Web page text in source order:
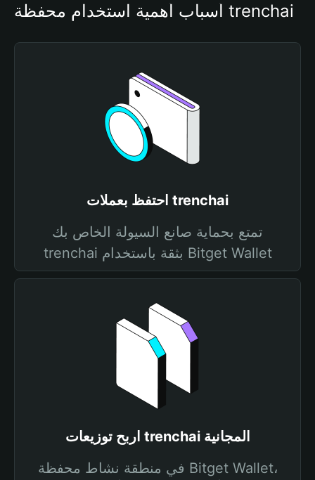
أسباب أهمية استخدام محفظة trenchai
احتفظ بعملات trenchai
تمتع بحماية صانع السيولة الخاص بك
trenchai بثقة باستخدام Bitget Wallet
اربح توزيعات trenchai المجانية
في منطقة نشاط محفظة Bitget Wallet،